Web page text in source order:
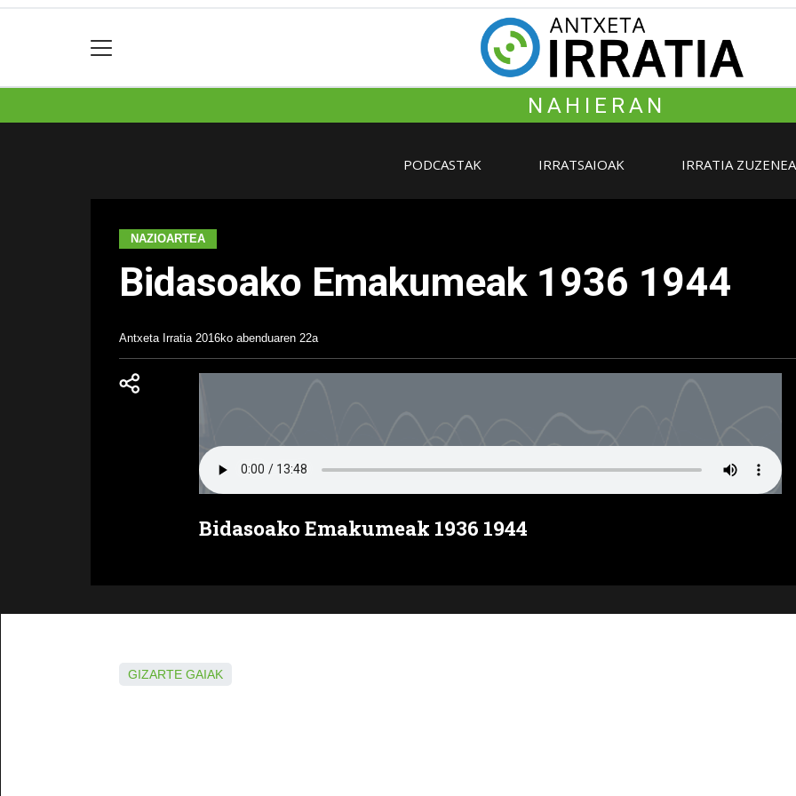
NAHIERAN
PODCASTAK IRRATSAIOAK IRRATIA
NAZIOARTEA
Bidasoako Emakumeak 1936 1944
Antxeta Irratia 2016ko abenduaren 22a
Bidasoako Emakumeak 1936 1944
GIZARTE GAIAK